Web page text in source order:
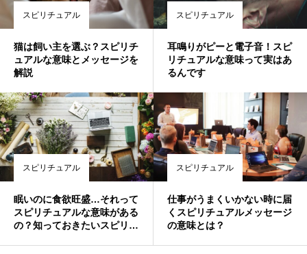
スピリチュアル
猫は飼い主を選ぶ？スピリチ
ュアルな意味とメッセージを
解説
スピリチュアル
耳鳴りがピーと電子音！スピ
リチュアルな意味って実はあ
るんです
スピリチュアル
眠いのに食欲旺盛…それって
スピリチュアルな意味がある
の？知っておきたいスピリチ
スピリチュアル
仕事がうまくいかない時に届
くスピリチュアルメッセージ
の意味とは？